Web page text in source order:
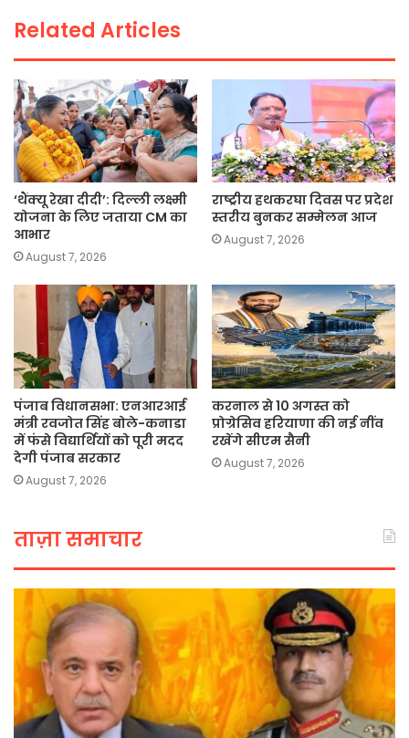
k
Related Articles
‘थैंक्यू रेखा दीदी’: दिल्ली लक्ष्मी
योजना के लिए जताया CM का
आभार
August 7, 2026
राष्ट्रीय हथकरघा दिवस पर प्रदेश
स्तरीय बुनकर सम्मेलन आज
August 7, 2026
पंजाब विधानसभा: एनआरआई
मंत्री रवजोत सिंह बोले-कनाडा
में फंसे विद्यार्थियों को पूरी मदद
देगी पंजाब सरकार
August 7, 2026
करनाल से 10 अगस्त को
प्रोग्रेसिव हरियाणा की नई नींव
रखेंगे सीएम सैनी
August 7, 2026
ताज़ा समाचार